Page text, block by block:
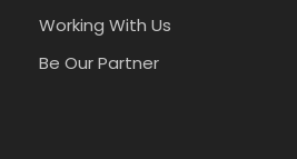
Working With Us
Be Our Partner